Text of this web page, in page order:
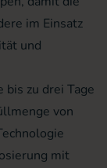
im Einsatz
und
zu drei Tage
von
mit